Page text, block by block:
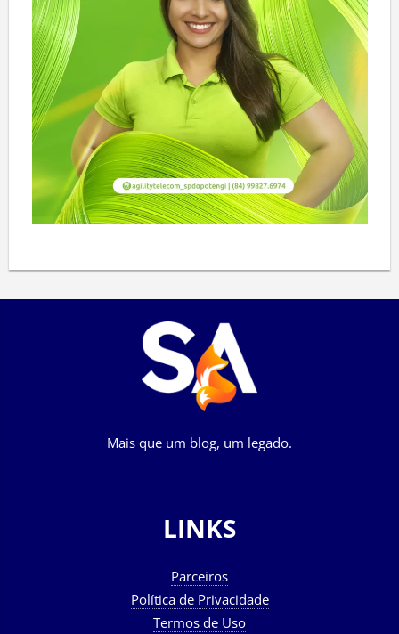
Mais que um blog, um legado.
LINKS
Parceiros
Política de Privacidade
Termos de Uso